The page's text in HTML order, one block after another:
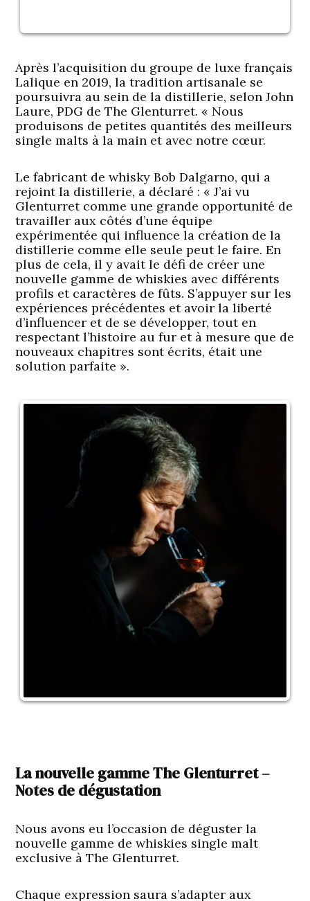
Après l’acquisition du groupe de luxe français
Lalique en 2019, la tradition artisanale se
poursuivra au sein de la distillerie, selon John
Laure, PDG de The Glenturret. « Nous
produisons de petites quantités des meilleurs
single malts à la main et avec notre cœur.
Le fabricant de whisky Bob Dalgarno, qui a
rejoint la distillerie, a déclaré : « J’ai vu
Glenturret comme une grande opportunité de
travailler aux côtés d’une équipe
expérimentée qui influence la création de la
distillerie comme elle seule peut le faire. En
plus de cela, il y avait le défi de créer une
nouvelle gamme de whiskies avec différents
profils et caractères de fûts. S’appuyer sur les
expériences précédentes et avoir la liberté
d’influencer et de se développer, tout en
respectant l’histoire au fur et à mesure que de
nouveaux chapitres sont écrits, était une
solution parfaite ».
La nouvelle gamme The Glenturret –
Notes de dégustation
Nous avons eu l’occasion de déguster la
nouvelle gamme de whiskies single malt
exclusive à The Glenturret.
Chaque expression saura s’adapter aux